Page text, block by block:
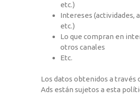
etc.)
Intereses (actividades,
etc.)
Lo que compran en
otros canales
Etc.
Los datos obtenidos a través
Ads están sujetos a esta